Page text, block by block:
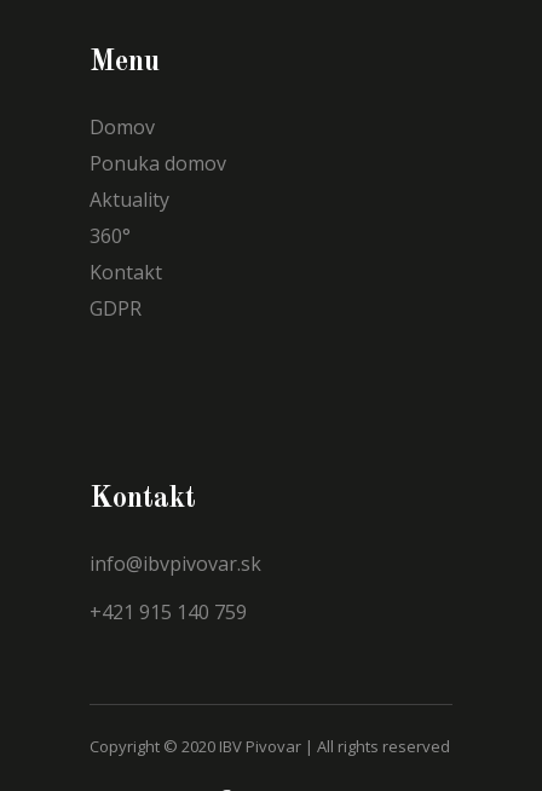
Menu
Domov
Ponuka domov
Aktuality
360°
Kontakt
GDPR
Kontakt
info@ibvpivovar.sk
+421 915 140 759
Copyright © 2020 IBV Pivovar | All rights reserved